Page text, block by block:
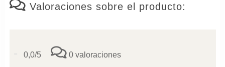
Valoraciones sobre el producto:
0,0/5 0 valoraciones